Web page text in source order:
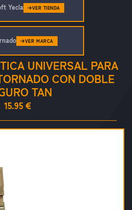
Yecla VER TIENDA
UNIVERSAL PARA
CON DOBLE
TAN
15.95 €
VER MARCA